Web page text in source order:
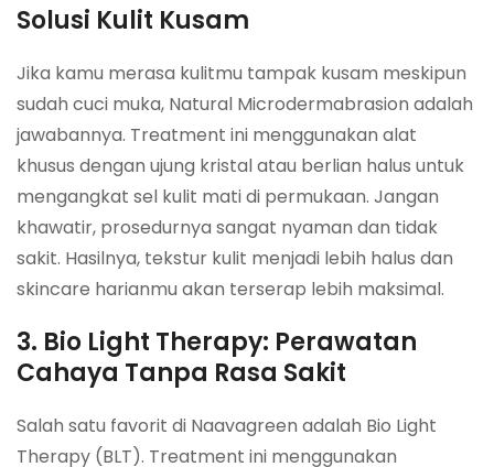
Solusi Kulit Kusam
Jika kamu merasa kulitmu tampak kusam meskipun
sudah cuci muka, Natural Microdermabrasion adalah
jawabannya. Treatment ini menggunakan alat
khusus dengan ujung kristal atau berlian halus untuk
mengangkat sel kulit mati di permukaan. Jangan
khawatir, prosedurnya sangat nyaman dan tidak
sakit. Hasilnya, tekstur kulit menjadi lebih halus dan
skincare harianmu akan terserap lebih maksimal.
3. Bio Light Therapy: Perawatan
Cahaya Tanpa Rasa Sakit
Salah satu favorit di Naavagreen adalah Bio Light
Therapy (BLT). Treatment ini menggunakan